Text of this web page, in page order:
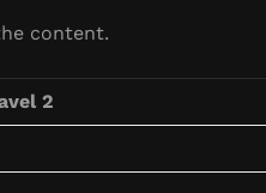
content.
2